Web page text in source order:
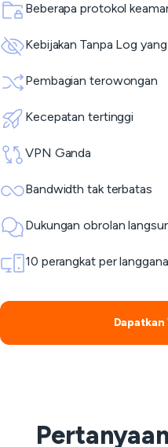
Beberapa protokol
Kebijakan Tanpa Log
Pembagian terowongan
Kecepatan tertinggi
VPN Ganda
Bandwidth tak terbatas
Dukungan obrolan
10 perangkat per
Dapatkan